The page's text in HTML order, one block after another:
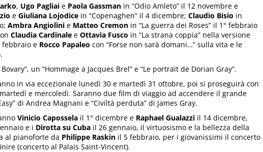
, Ugo Pagliai e Paola Gassman in “Odio Amleto” il 12 novembre e
e Giuliana Lojodice in “Copenaghen” il 4 dicembre; Claudio Bisio in
Ambra Angiolini e Matteo Cremon in “La guerra dei Roses” il 1° febbraio
Claudia Cardinale e Ottavia Fusco in “La strana coppia” nella versione
febbraio e Rocco Papaleo con “Forse non sarà domani…” sulla vita e le
un “Hommage a Jacques Brel” e “Le portrait de Dorian Gray”.
in via eccezionale lunedì 30 e martedì 31 ottobre, poi si proseguirà con
e mercoledì. Saranno due film di viaggio ad accendere il grande
di Andrea Magnani e “Civiltà perduta” di James Gray.
Vinicio Capossela il 1° dicembre e Raphael Gualazzi il 14 dicembre,
e i Dirotta su Cuba il 26 gennaio, il virtuosismo e la bellezza della
al pianoforte da Philippe Raskin il 5 febbraio, per i giovanissimi il concerto
(concerto al Palais Saint-Vincent).